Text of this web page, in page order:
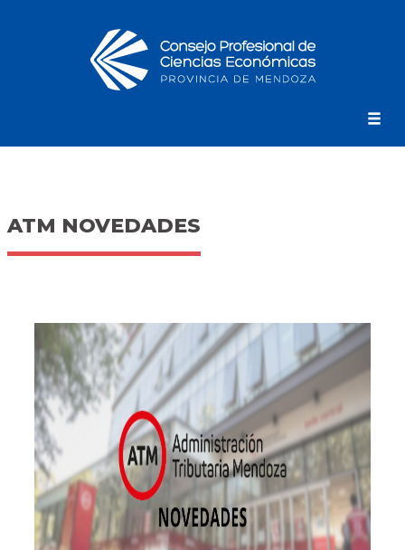
ATM NOVEDADES